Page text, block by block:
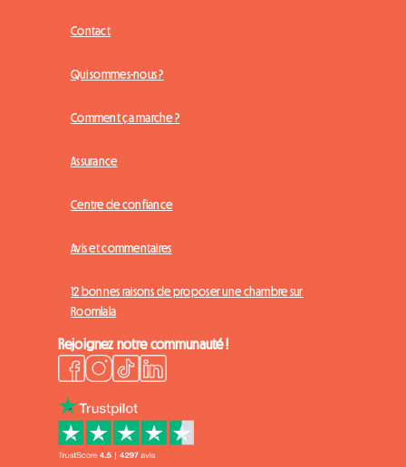
Contact
Qui sommes-nous ?
Comment ça marche ?
Assurance
Centre de confiance
Avis et commentaires
12 bonnes raisons de proposer une chambre sur
Roomlala
Rejoignez notre communauté !